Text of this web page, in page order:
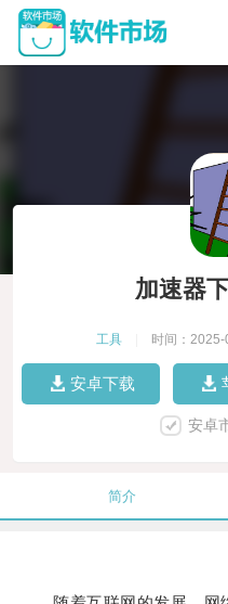
加速器
工具 时间：2025-
安卓下载
安卓
简介